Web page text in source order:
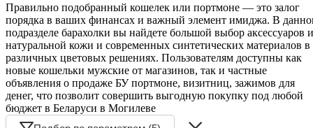
Правильно подобранный кошелек или портмоне — это залог
порядка в ваших финансах и важный элемент имиджа. В
подразделе барахолки вы найдете большой выбор аксессуаров
натуральной кожи и современных синтетических материалов в
различных цветовых решениях. Пользователям доступны как
новые кошельки мужские от магазинов, так и частные
объявления о продаже БУ портмоне, визитниц, зажимов для
денег, что позволит совершить выгодную покупку под любой
бюджет в Беларуси в Могилеве